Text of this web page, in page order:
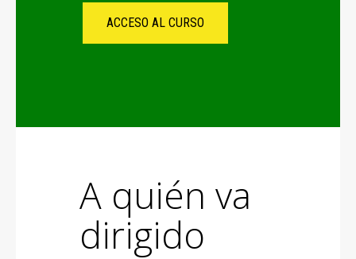
ACCESO AL CURSO
A quién va
dirigido